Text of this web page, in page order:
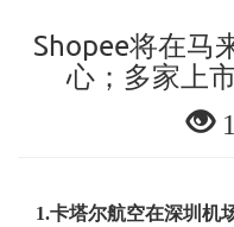
Shopee将在马
心；多家上
1.卡塔尔航空在深圳机